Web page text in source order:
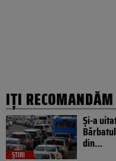
IȚI RECOMANDĂM
ȘTIRI
Și-a
din…